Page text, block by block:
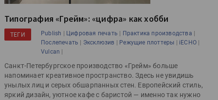
Типография «Грейм»: «цифра» как хобби
ТЕГИ Publish | Цифровая печать | Практика производства |
Послепечать | Эксклюзив | Режущие плоттеры | iECHO |
Vulcan |
Санкт-Петербургское производство «Грейм» больше
напоминает креативное пространство. Здесь не увидишь
унылых лиц и серых обшарпанных стен. Европейский стиль,
яркий дизайн, уютное кафе с баристой — именно так нужно